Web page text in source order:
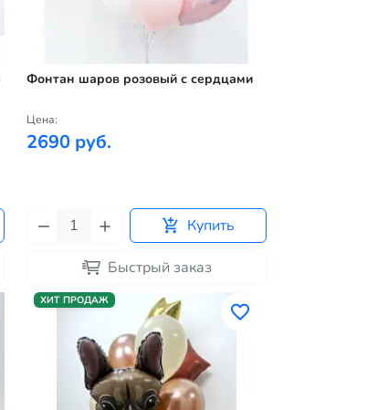
Фонтан шаров розовый с сердцами
Цена:
2690 руб.
Купить
Быстрый заказ
ХИТ ПРОДАЖ